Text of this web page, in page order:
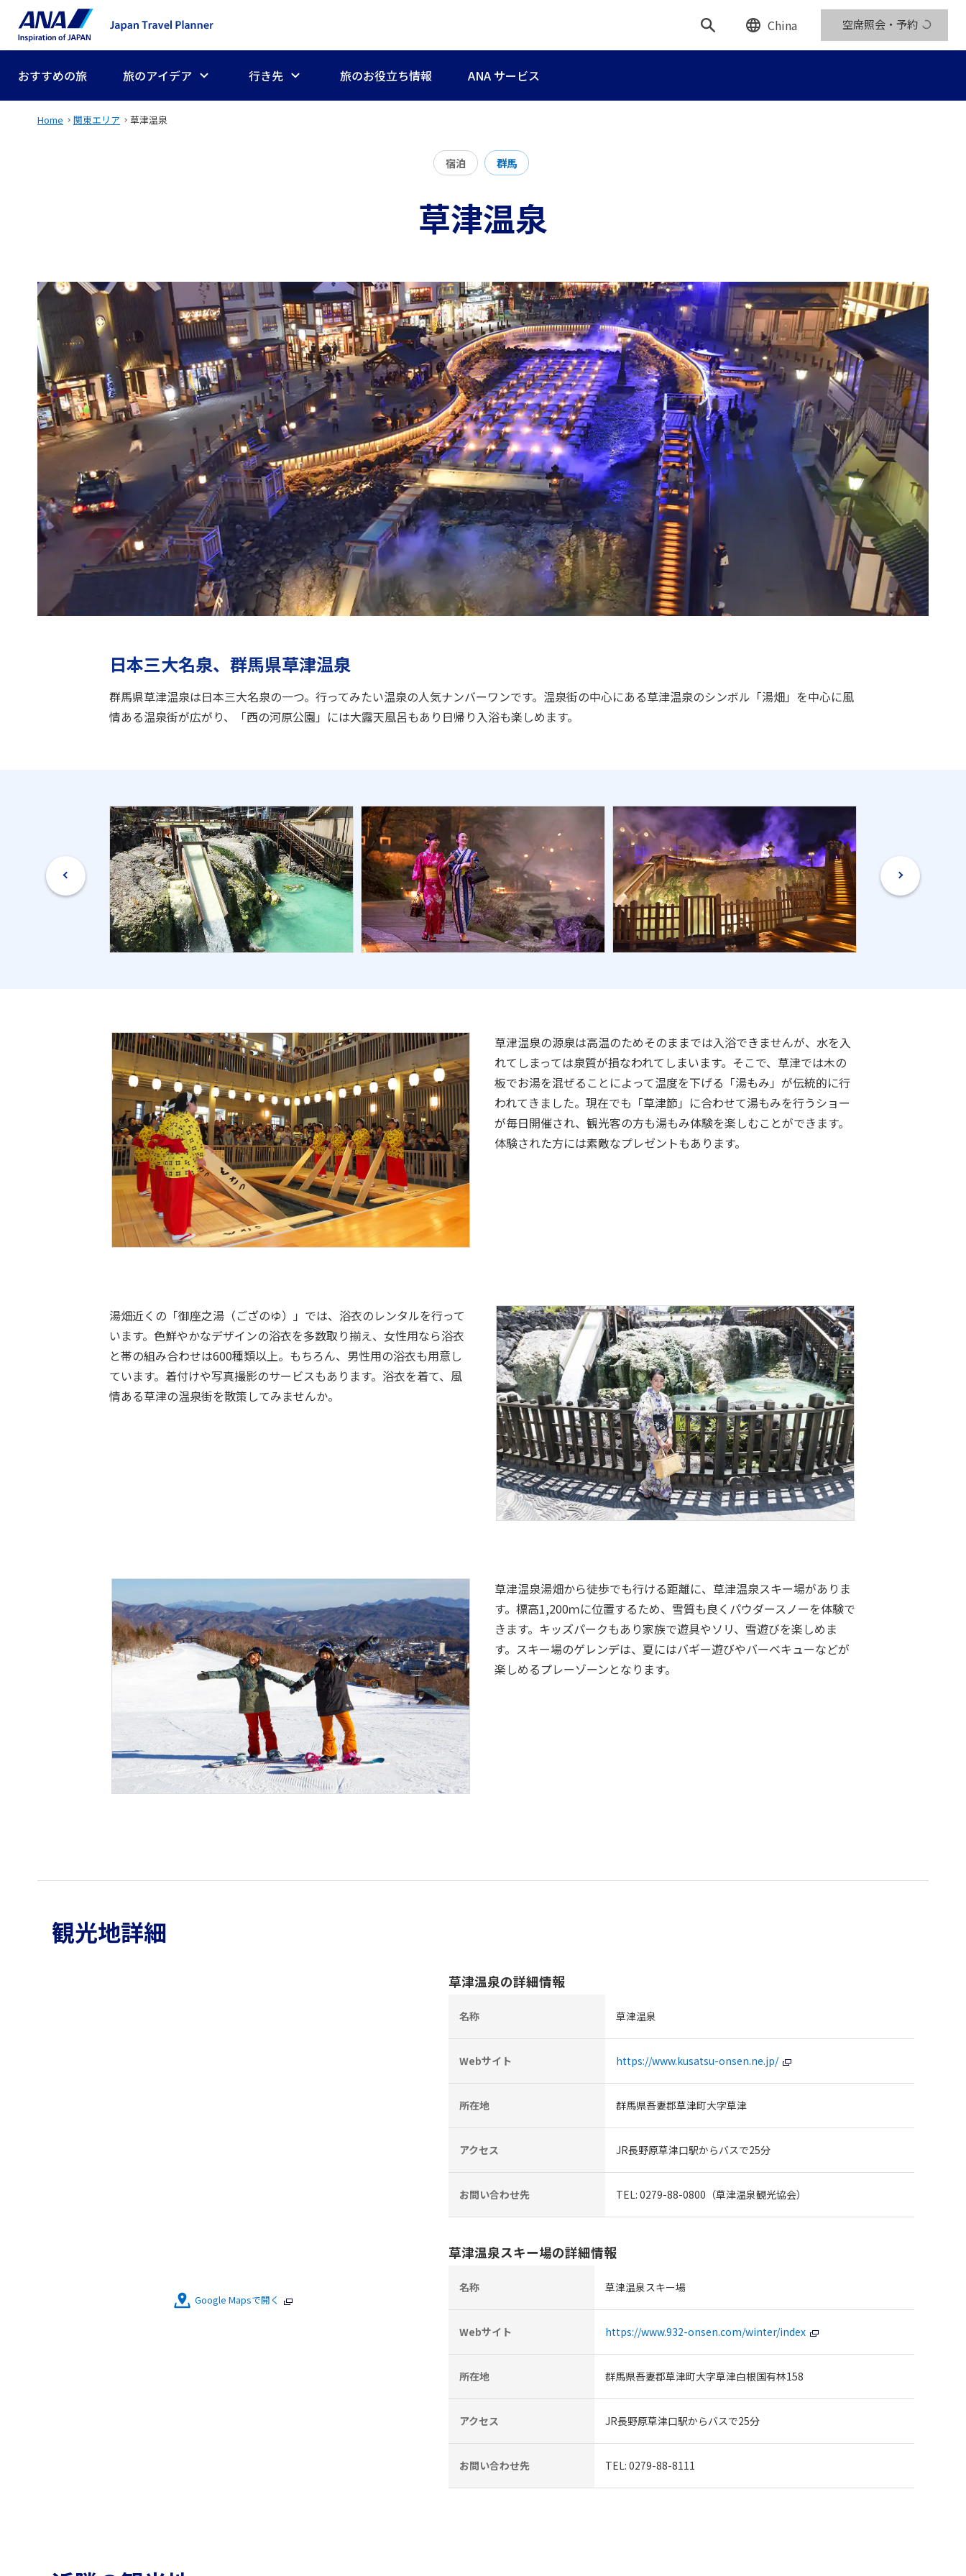
China 空席照会・予約
おすすめの旅 旅のアイデア 行き先 旅のお役立ち情報 ANA サービス
Home 関東エリア 草津温泉
宿泊 群馬
草津温泉
日本三大名泉、群馬県草津温泉
群馬県草津温泉は日本三大名泉の一つ。行ってみたい温泉の人気ナンバーワンです。温泉街の中心にある草津温泉のシンボル「湯畑」を中心に風
情ある温泉街が広がり、「西の河原公園」には大露天風呂もあり日帰り入浴も楽しめます。
草津温泉の源泉は高温のためそのままでは入浴できませんが、水を入
れてしまっては泉質が損なわれてしまいます。そこで、草津では木の
板でお湯を混ぜることによって温度を下げる「湯もみ」が伝統的に行
われてきました。現在でも「草津節」に合わせて湯もみを行うショー
が毎日開催され、観光客の方も湯もみ体験を楽しむことができます。
体験された方には素敵なプレゼントもあります。
湯畑近くの「御座之湯（ござのゆ）」では、浴衣のレンタルを行って
います。色鮮やかなデザインの浴衣を多数取り揃え、女性用なら浴衣
と帯の組み合わせは600種類以上。もちろん、男性用の浴衣も用意し
ています。着付けや写真撮影のサービスもあります。浴衣を着て、風
情ある草津の温泉街を散策してみませんか。
草津温泉湯畑から徒歩でも行ける距離に、草津温泉スキー場がありま
す。標高1,200ｍに位置するため、雪質も良くパウダースノーを体験で
きます。キッズパークもあり家族で遊具やソリ、雪遊びを楽しめま
す。スキー場のゲレンデは、夏にはバギー遊びやバーベキューなどが
楽しめるプレーゾーンとなります。
観光地詳細
Google Mapsで開く
草津温泉の詳細情報
名称 草津温泉
Webサイト https://www.kusatsu-onsen.ne.jp/
所在地 群馬県吾妻郡草津町大字草津
アクセス JR長野原草津口駅からバスで25分
お問い合わせ先 TEL: 0279-88-0800（草津温泉観光協会）
草津温泉スキー場の詳細情報
名称 草津温泉スキー場
Webサイト https://www.932-onsen.com/winter/index
所在地 群馬県吾妻郡草津町大字草津白根国有林158
アクセス JR長野原草津口駅からバスで25分
お問い合わせ先 TEL: 0279-88-8111